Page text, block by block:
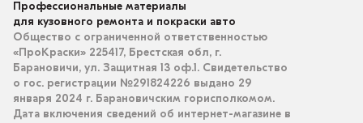
Профессиональные материалы
для кузовного ремонта и покраски авто
Общество с ограниченной ответственностью
«ПроКраски» 225417, Брестская обл, г.
Барановичи, ул. Защитная 13 оф.1. Свидетельство
о гос. регистрации №291824226 выдано 29
января 2024 г. Барановичским горисполкомом.
Дата включения сведений об интернет-магазине в